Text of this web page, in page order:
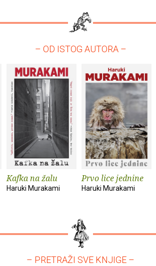
– OD ISTOG AUTORA –
Kafka na žalu
Haruki Murakami
Prvo lice jednine
Haruki Murakami
– PRETRAŽI SVE KNJIGE –